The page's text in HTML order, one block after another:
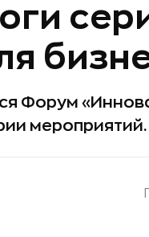
Форум
мероприятий.